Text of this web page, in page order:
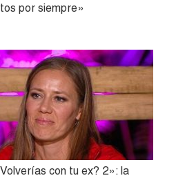
por siempre»
con tu ex? 2»: la